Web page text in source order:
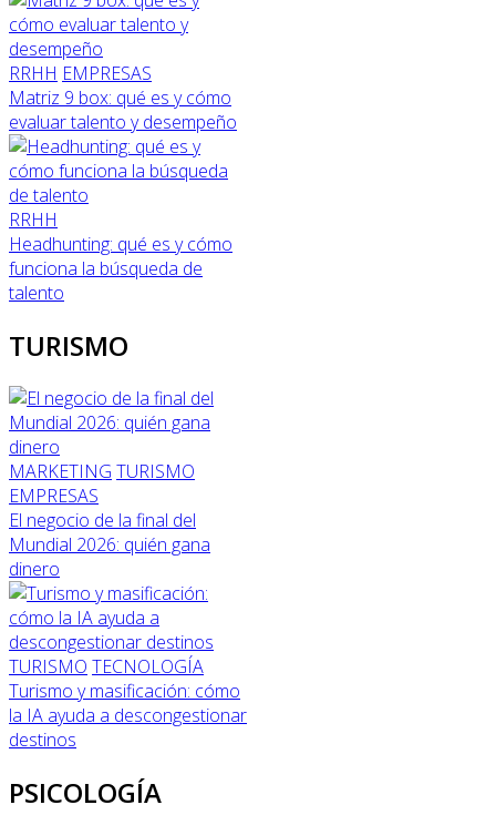
RRHH EMPRESAS
Matriz 9 box: qué es y cómo
evaluar talento y desempeño
RRHH
Headhunting: qué es y cómo
funciona la búsqueda de
talento
TURISMO
MARKETING TURISMO
EMPRESAS
El negocio de la final del
Mundial 2026: quién gana
dinero
TURISMO TECNOLOGÍA
Turismo y masificación: cómo
la IA ayuda a descongestionar
destinos
PSICOLOGÍA